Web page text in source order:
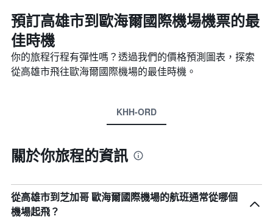
預訂高雄市到歐海爾國際機場機票的最
佳時機
你的旅程行程有彈性嗎？透過我們的價格預測圖表，探索
從高雄市​飛往歐海爾國際機場的最佳時機。
KHH-ORD
關於你旅程的資訊
從高雄市到芝加哥 歐海爾國際機場的航班通常從哪個
機場起飛？